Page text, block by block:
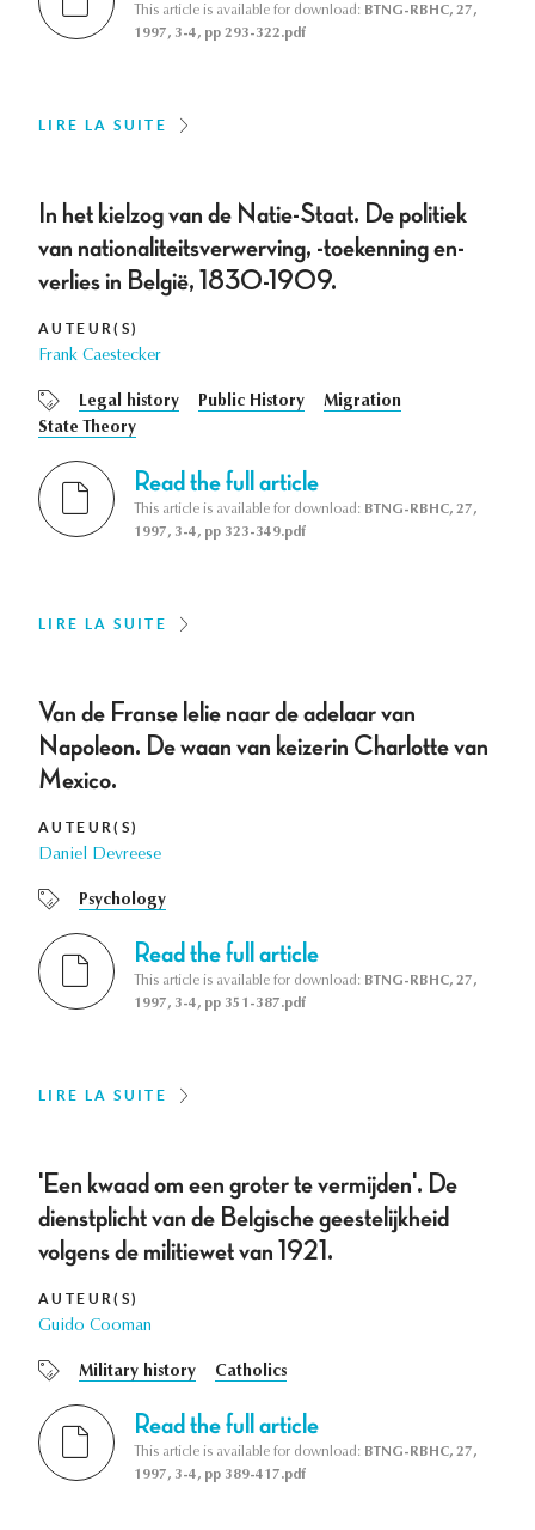
This article is available for download: BTNG-RBHC, 27,
1997, 3-4, pp 293-322.pdf
LIRE LA SUITE
In het kielzog van de Natie-Staat. De politiek
van nationaliteitsverwerving, -toekenning en-
verlies in België, 1830-1909.
AUTEUR(S)
Frank Caestecker
Legal history Public History
Migration
State Theory
Read the full article
This article is available for download: BTNG-RBHC, 27,
1997, 3-4, pp 323-349.pdf
LIRE LA SUITE
Van de Franse lelie naar de adelaar van
Napoleon. De waan van keizerin Charlotte van
Mexico.
AUTEUR(S)
Daniel Devreese
Psychology
Read the full article
This article is available for download: BTNG-RBHC, 27,
1997, 3-4, pp 351-387.pdf
LIRE LA SUITE
'Een kwaad om een groter te vermijden'. De
dienstplicht van de Belgische geestelijkheid
volgens de militiewet van 1921.
AUTEUR(S)
Guido Cooman
Military history Catholics
Read the full article
This article is available for download: BTNG-RBHC, 27,
1997, 3-4, pp 389-417.pdf